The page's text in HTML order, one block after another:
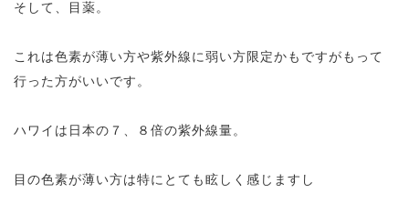
そして、目薬。
これは色素が薄い方や紫外線に弱い方限定かもですがもって
行った方がいいです。
ハワイは日本の７、８倍の紫外線量。
目の色素が薄い方は特にとても眩しく感じますし